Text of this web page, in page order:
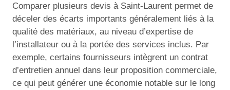
Comparer plusieurs devis à Saint-Laurent permet de
déceler des écarts importants généralement liés à la
qualité des matériaux, au niveau d’expertise de
l’installateur ou à la portée des services inclus. Par
exemple, certains fournisseurs intègrent un contrat
d’entretien annuel dans leur proposition commerciale,
ce qui peut générer une économie notable sur le long